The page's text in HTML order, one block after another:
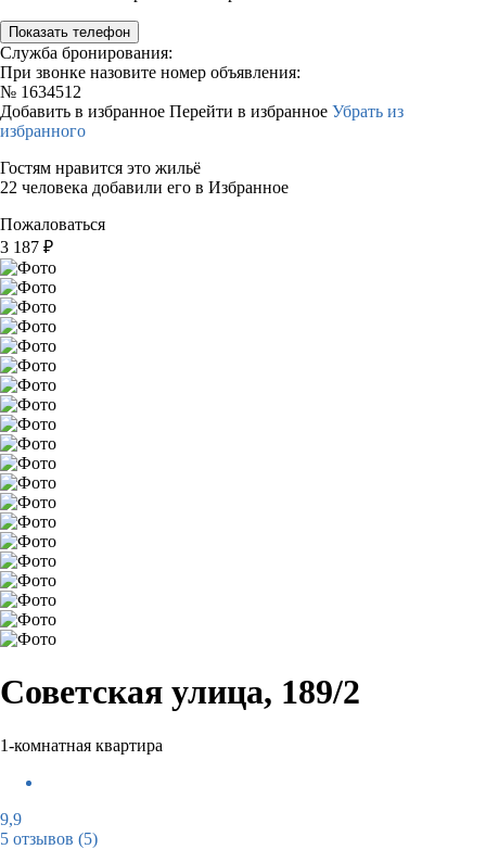
Показать телефон
Служба бронирования:
При звонке назовите номер объявления:
№ 1634512
Добавить в избранное Перейти в избранное Убрать из
избранного
Гостям нравится это жильё
22 человека добавили его в Избранное
Пожаловаться
3 187 ₽
Советская улица, 189/2
1-комнатная квартира
9,9
5 отзывов (5)